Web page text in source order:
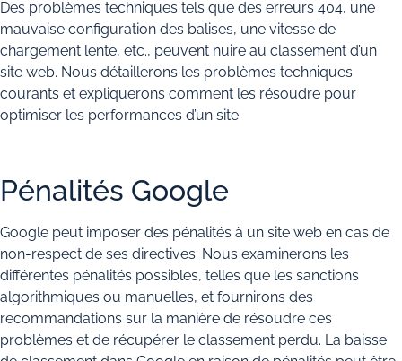
Des problèmes techniques tels que des erreurs 404, une
mauvaise configuration des balises, une vitesse de
chargement lente, etc., peuvent nuire au classement d’un
site web. Nous détaillerons les problèmes techniques
courants et expliquerons comment les résoudre pour
optimiser les performances d’un site.
Pénalités Google
Google peut imposer des pénalités à un site web en cas de
non-respect de ses directives. Nous examinerons les
différentes pénalités possibles, telles que les sanctions
algorithmiques ou manuelles, et fournirons des
recommandations sur la manière de résoudre ces
problèmes et de récupérer le classement perdu. La baisse